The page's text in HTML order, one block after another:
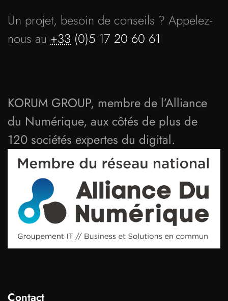
Un projet, besoin de conseils ? Appelez-
nous au +33 (0)5 17 20 60 61
KORUM GROUP, membre de l’Alliance
du Numérique, aux côtés de plus de
120 sociétés expertes du digital.
Contact